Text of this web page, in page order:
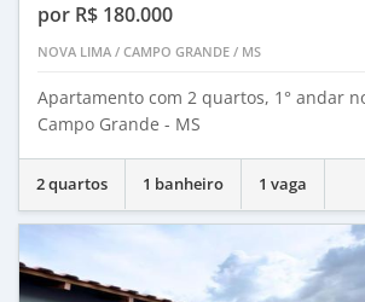
por R$ 180.000
NOVA LIMA / CAMPO GRANDE / MS
Apartamento com 2 quartos, 1° andar
Campo Grande - MS
2 quartos 1 banheiro 1 vaga